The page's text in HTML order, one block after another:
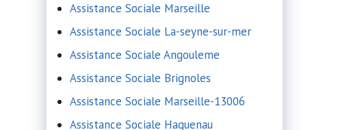
Assistance Sociale Marseille
Assistance Sociale La-seyne-sur-mer
Assistance Sociale Angouleme
Assistance Sociale Brignoles
Assistance Sociale Marseille-13006
Assistance Sociale Haguenau